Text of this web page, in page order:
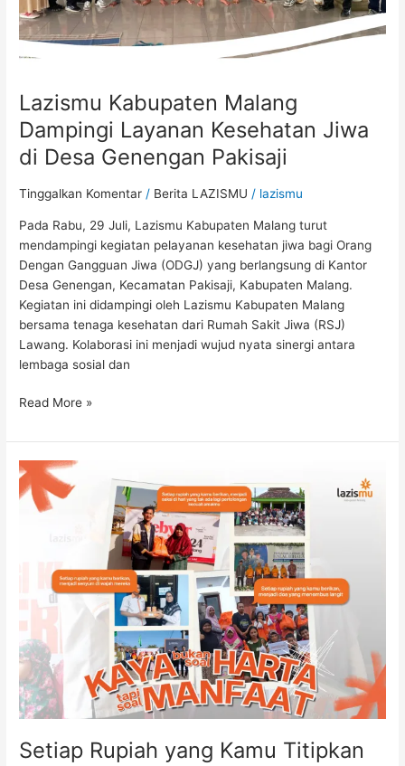
Lazismu Kabupaten Malang
Dampingi Layanan Kesehatan Jiwa
di Desa Genengan Pakisaji
Tinggalkan Komentar / Berita LAZISMU / lazismu
Pada Rabu, 29 Juli, Lazismu Kabupaten Malang turut
mendampingi kegiatan pelayanan kesehatan jiwa bagi Orang
Dengan Gangguan Jiwa (ODGJ) yang berlangsung di Kantor
Desa Genengan, Kecamatan Pakisaji, Kabupaten Malang.
Kegiatan ini didampingi oleh Lazismu Kabupaten Malang
bersama tenaga kesehatan dari Rumah Sakit Jiwa (RSJ)
Lawang. Kolaborasi ini menjadi wujud nyata sinergi antara
lembaga sosial dan
Pakisaji
Read More »
Setiap Rupiah yang Kamu Titipkan
Setiap
Rupiah
yang
Berubah
Menjadi
Senyum
dan
Harapan
bagi
Sesama